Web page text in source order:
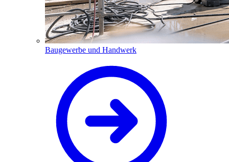
Baugewerbe und Handwerk